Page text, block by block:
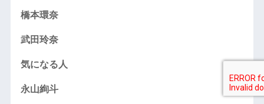
橋本環奈
武田玲奈
気になる人
永山絢斗